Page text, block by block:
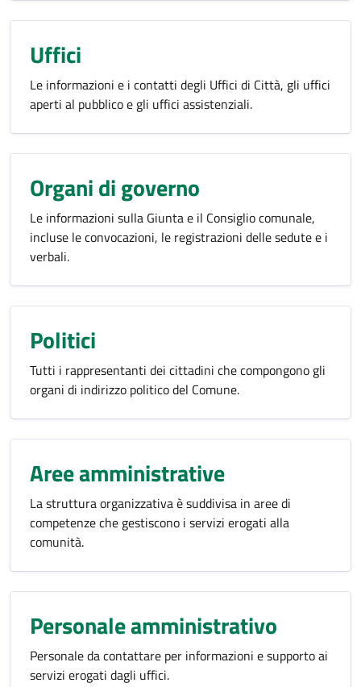
Uffici
Le informazioni e i contatti degli Uffici di Città, gli uffici
aperti al pubblico e gli uffici assistenziali.
Organi di governo
Le informazioni sulla Giunta e il Consiglio comunale,
incluse le convocazioni, le registrazioni delle sedute e i
verbali.
Politici
Tutti i rappresentanti dei cittadini che compongono gli
organi di indirizzo politico del Comune.
Aree amministrative
La struttura organizzativa è suddivisa in aree di
competenze che gestiscono i servizi erogati alla
comunità.
Personale amministrativo
Personale da contattare per informazioni e supporto ai
servizi erogati dagli uffici.